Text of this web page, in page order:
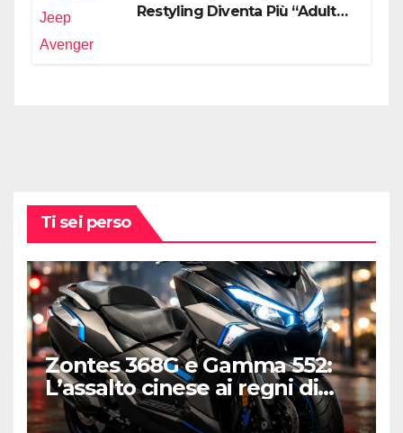
Restyling Diventa Più “Adulto”,
Ti sei perso
Zontes 368G e Gamma 552:
L’assalto cinese ai regni di
Honda e Yamaha